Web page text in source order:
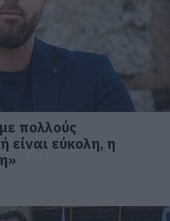
πολλούς
είναι εύκολη, η